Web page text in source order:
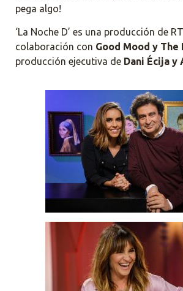
pega algo!
‘La Noche D’ es una producción de
colaboración con Good Mood y The
producción ejecutiva de Dani Écija y